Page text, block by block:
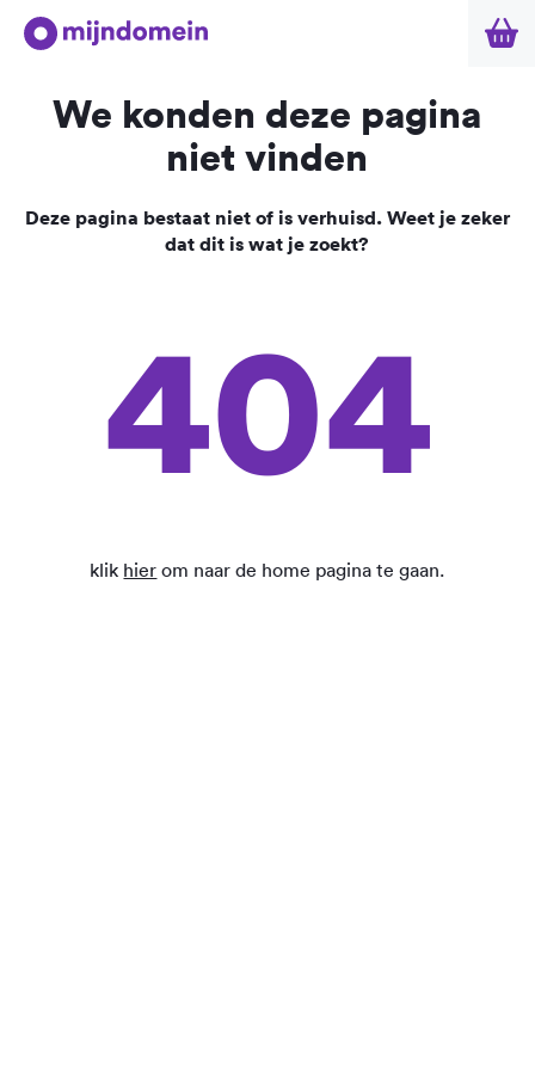
We konden deze pagina
niet vinden
Deze pagina bestaat niet of is verhuisd. Weet je zeker
dat dit is wat je zoekt?
404
klik hier om naar de home pagina te gaan.